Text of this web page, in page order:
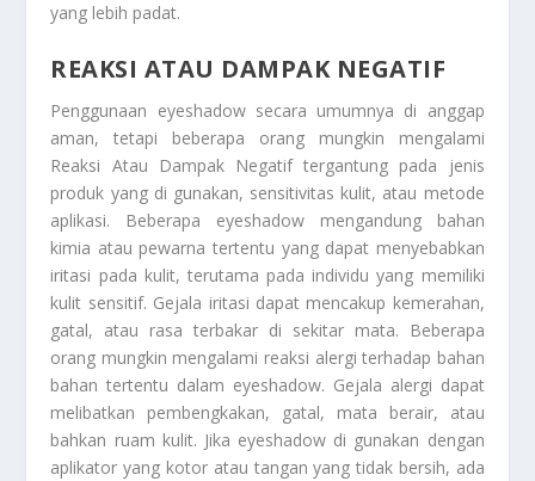
yang lebih padat.
REAKSI ATAU DAMPAK NEGATIF
Penggunaan eyeshadow secara umumnya di anggap
aman, tetapi beberapa orang mungkin mengalami
Reaksi Atau Dampak Negatiftergantung pada jenis
produk yang di gunakan, sensitivitas kulit, atau metode
aplikasi. Beberapa eyeshadow mengandung bahan
kimia atau pewarna tertentu yang dapat menyebabkan
iritasi pada kulit, terutama pada individu yang memiliki
kulit sensitif. Gejala iritasi dapat mencakup kemerahan,
gatal, atau rasa terbakar di sekitar mata. Beberapa
orang mungkin mengalami reaksi alergi terhadap bahan
bahan tertentu dalam eyeshadow. Gejala alergi dapat
melibatkan pembengkakan, gatal, mata berair, atau
bahkan ruam kulit. Jika eyeshadow di gunakan dengan
aplikator yang kotor atau tangan yang tidak bersih, ada